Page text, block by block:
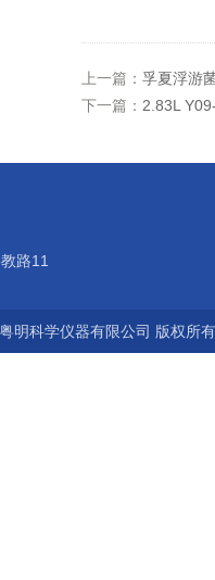
上一篇： 孚夏浮游
下一篇： 2.83L
路11
粤明科学仪器有限公司 版权所